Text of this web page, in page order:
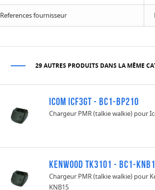
References fournisseur
29 AUTRES PRODUITS DANS LA MÊME
Icom ICF3GT - BC1-BP210
Chargeur PMR (talkie walkie) pour
Kenwood TK3101 - BC1-
Chargeur PMR (talkie walkie) pour
KNB15